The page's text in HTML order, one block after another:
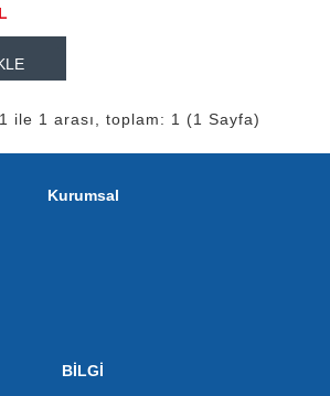
ile 1 arası, toplam: 1 (1 Sayfa)
Kurumsal
BİLGİ